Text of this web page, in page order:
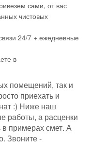
сами, от вас
чистовых
24/7 + ежедневные
в
помещений, так и
приехать и
:) Ниже наш
работы, а расценки
примерах смет. А
Звоните -